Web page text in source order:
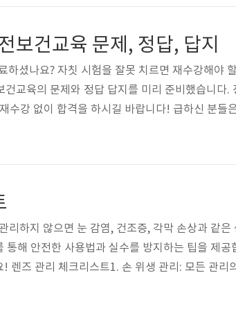
보건교육 문제, 정답, 답지
하셨나요? 자칫 시험을 잘못 치르면 재수강해야
교육의 문제와 정답 답지를 미리 준비했습니다.
수강 없이 합격을 하시길 바랍니다! 급하신 분들
일로 다운받아 시험칠때 보다 쉽고 빠르게 시험
리하지 않으면 눈 감염, 건조증, 각막 손상과 같
통해 안전한 사용법과 실수를 방지하는 팁을 제공
렌즈 관리 체크리스트1. 손 위생 관리: 모든 관리
씻고, 흐르는 물로 헹군 뒤 물기를 완전히 제거하